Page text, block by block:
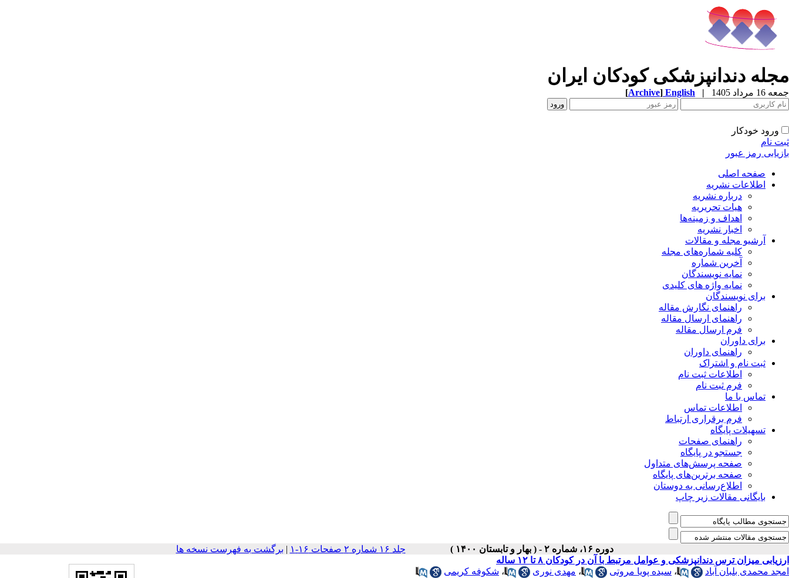
مجله دندانپزشکی کودکان ایران
جمعه 16 مرداد 1405 |
English
[Archive]
ورود خودکار
ثبت نام
بازیابی رمز عبور
صفحه اصلی
اطلاعات نشریه
درباره نشریه
هیات تحریریه
اهداف و زمینه‌ها
اخبار نشریه
آرشیو مجله و مقالات
کلیه شماره‌های مجله
آخرین شماره
نمایه نویسندگان
نمایه واژه های کلیدی
برای نویسندگان
راهنمای نگارش مقاله
راهنمای ارسال مقاله
فرم ارسال مقاله
برای داوران
راهنمای داوران
ثبت نام و اشتراک
اطلاعات ثبت نام
فرم ثبت نام
تماس با ما
اطلاعات تماس
فرم برقراری ارتباط
تسهیلات پایگاه
راهنمای صفحات
جستجو در پایگاه
صفحه پرسش‌های متداول
صفحه برترین‌های پایگاه
اطلاع‌رسانی به دوستان
بایگانی مقالات زیر چاپ
دوره ۱۶، شماره ۲ - ( بهار و تابستان ۱۴۰۰ ) جلد ۱۶ شماره ۲ صفحات ۱۶-۱ | برگشت به فهرست نسخه ها
ارزیابی میزان ترس دندانپزشکی و عوامل مرتبط با آن در کودکان ۸ تا ۱۲ ساله
امجد محمدی بلبان آباد
، سیده پویا مروتی ، مهدی نوری ، شکوفه کریمی